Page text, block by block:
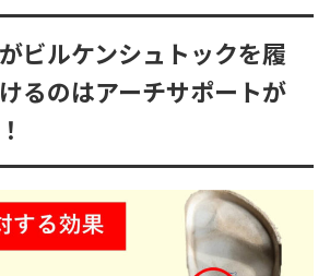
ビルケンシュトックを履
るのはアーチサポートが